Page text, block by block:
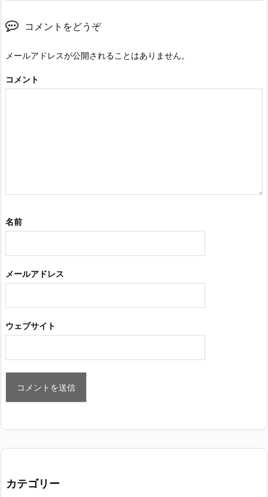
コメントをどうぞ
メールアドレスが公開されることはありません。
コメント
名前
メールアドレス
ウェブサイト
カテゴリー